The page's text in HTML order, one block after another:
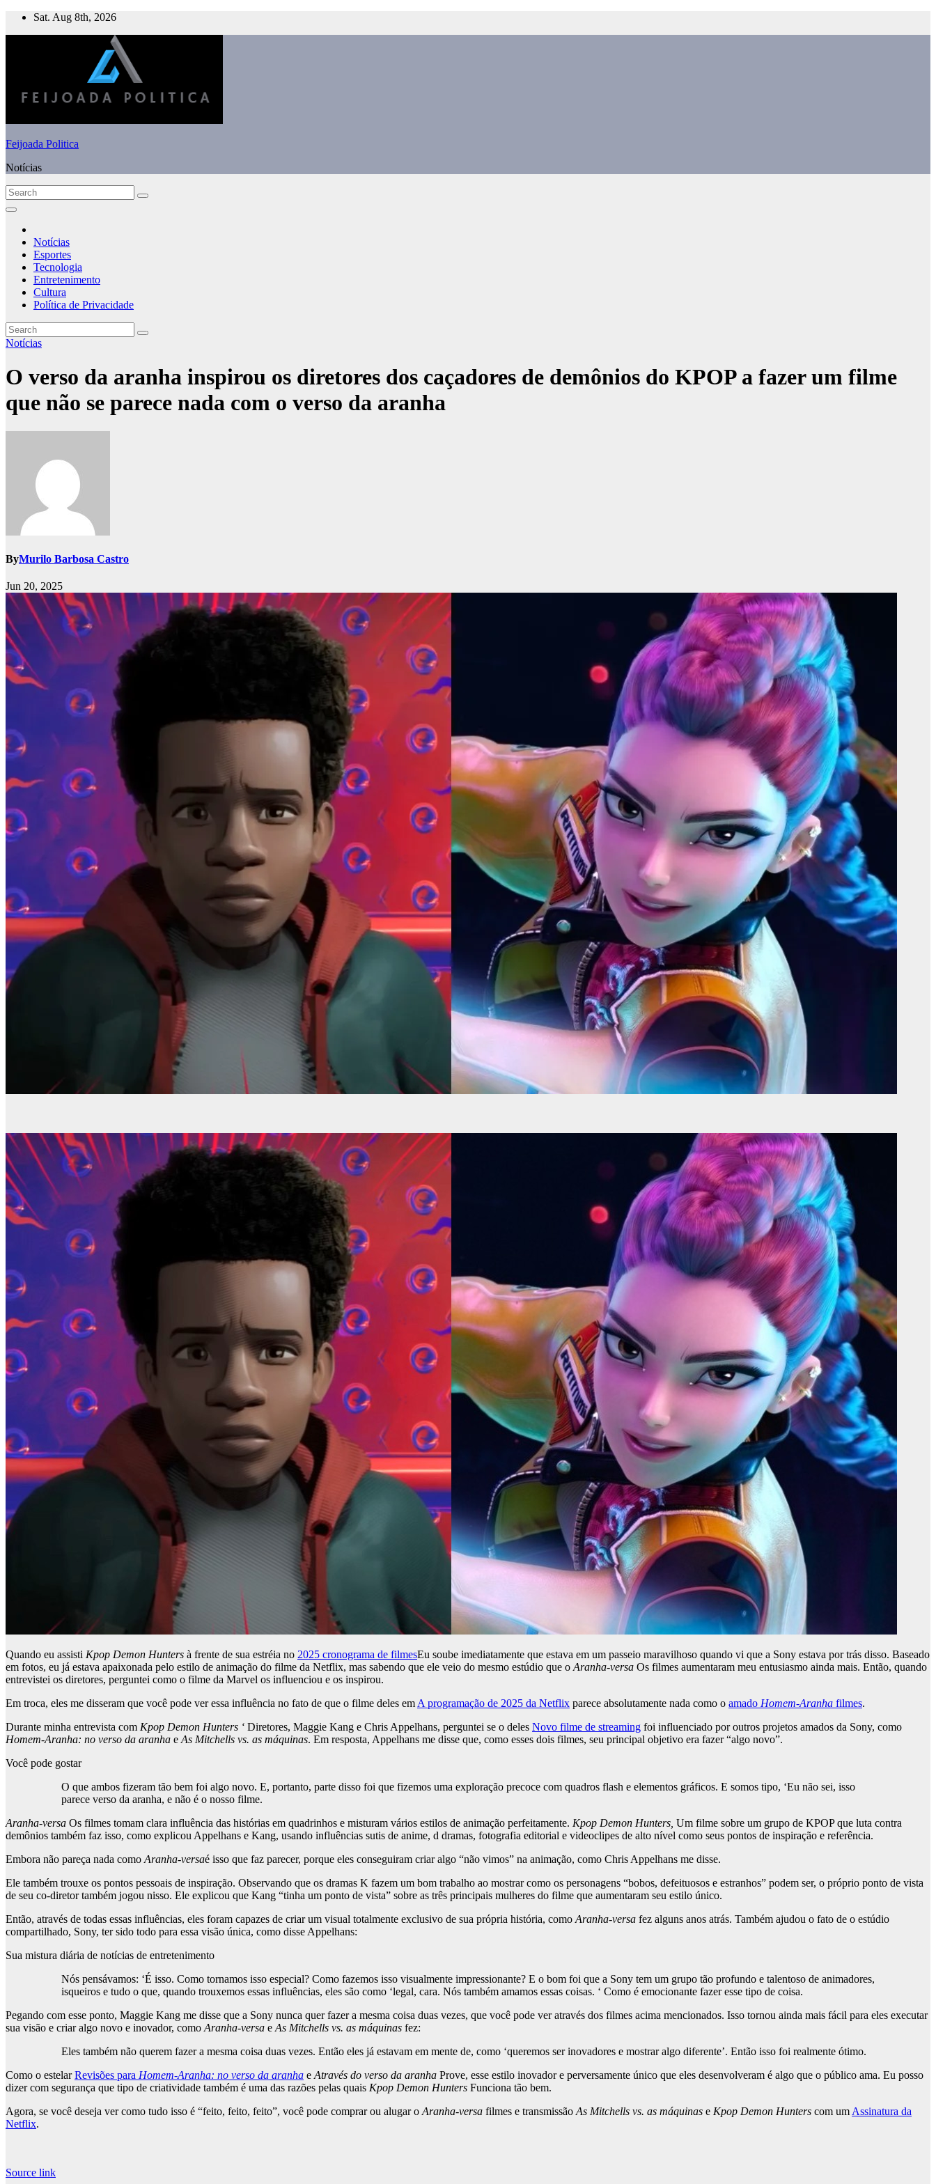
Skip
Sat. Aug 8th, 2026
Feijoada Politica
Notícias
Notícias
Esportes
Tecnologia
Entretenimento
Cultura
Política de Privacidade
Notícias
O verso da aranha inspirou os diretores dos caçadores de demônios do KPOP a fazer um filme
que não se parece nada com o verso da aranha
ByMurilo Barbosa Castro
Jun 20, 2025
Quando eu assisti Kpop Demon Hunters à frente de sua estréia no 2025 cronograma de filmesEu soube imediatamente que estava em um passeio maravilhoso quando vi que a Sony estava por trás disso. Baseado
em fotos, eu já estava apaixonada pelo estilo de animação do filme da Netflix, mas sabendo que ele veio do mesmo estúdio que oAranha-versa Os filmes aumentaram meu entusiasmo ainda mais. Então, quando
entrevistei os diretores, perguntei como o filme da Marvel os influenciou e os inspirou.
Em troca, eles me disseram que você pode ver essa influência no fato de que o filme deles emA programação de 2025 da Netflix parece absolutamente nada como o amado Homem-Aranha filmes.
Durante minha entrevista com Kpop Demon Hunters ‘ Diretores, Maggie Kang e Chris Appelhans, perguntei se o deles Novo filme de streaming foi influenciado por outros projetos amados da Sony, como
Homem-Aranha: no verso da aranha eAs Mitchells vs. as máquinas. Em resposta, Appelhans me disse que, como esses dois filmes, seu principal objetivo era fazer “algo novo”.
Você pode gostar
O que ambos fizeram tão bem foi algo novo. E, portanto, parte disso foi que fizemos uma exploração precoce com quadros flash e elementos gráficos. E somos tipo, ‘Eu não sei, isso
parece verso da aranha, e não é o nosso filme.
Aranha-versa Os filmes tomam clara influência das histórias em quadrinhos e misturam vários estilos de animação perfeitamente. Kpop Demon Hunters, Um filme sobre um grupo de KPOP que luta contra
demônios também faz isso, como explicou Appelhans e Kang, usando influências sutis de anime, d dramas, fotografia editorial e videoclipes de alto nível como seus pontos de inspiração e referência.
Embora não pareça nada comoAranha-versaé isso que faz parecer, porque eles conseguiram criar algo “não vimos” na animação, como Chris Appelhans me disse.
Ele também trouxe os pontos pessoais de inspiração. Observando que os dramas K fazem um bom trabalho ao mostrar como os personagens “bobos, defeituosos e estranhos” podem ser, o próprio ponto de vista
de seu co-diretor também jogou nisso. Ele explicou que Kang “tinha um ponto de vista” sobre as três principais mulheres do filme que aumentaram seu estilo único.
Então, através de todas essas influências, eles foram capazes de criar um visual totalmente exclusivo de sua própria história, comoAranha-versa fez alguns anos atrás. Também ajudou o fato de o estúdio
compartilhado, Sony, ter sido todo para essa visão única, como disse Appelhans:
Sua mistura diária de notícias de entretenimento
Nós pensávamos: ‘É isso. Como tornamos isso especial? Como fazemos isso visualmente impressionante? E o bom foi que a Sony tem um grupo tão profundo e talentoso de animadores,
isqueiros e tudo o que, quando trouxemos essas influências, eles são como ‘legal, cara. Nós também amamos essas coisas. ‘ Como é emocionante fazer esse tipo de coisa.
Pegando com esse ponto, Maggie Kang me disse que a Sony nunca quer fazer a mesma coisa duas vezes, que você pode ver através dos filmes acima mencionados. Isso tornou ainda mais fácil para eles executar
sua visão e criar algo novo e inovador, comoAranha-versa eAs Mitchells vs. as máquinas fez:
Eles também não querem fazer a mesma coisa duas vezes. Então eles já estavam em mente de, como ‘queremos ser inovadores e mostrar algo diferente’. Então isso foi realmente ótimo.
Como o estelarRevisões para Homem-Aranha: no verso da aranha eAtravés do verso da aranha Prove, esse estilo inovador e perversamente único que eles desenvolveram é algo que o público ama. Eu posso
dizer com segurança que tipo de criatividade também é uma das razões pelas quais Kpop Demon Hunters Funciona tão bem.
Agora, se você deseja ver como tudo isso é “feito, feito, feito”, você pode comprar ou alugar oAranha-versa filmes e transmissãoAs Mitchells vs. as máquinas e Kpop Demon Hunters com umAssinatura da
Netflix.
Source link